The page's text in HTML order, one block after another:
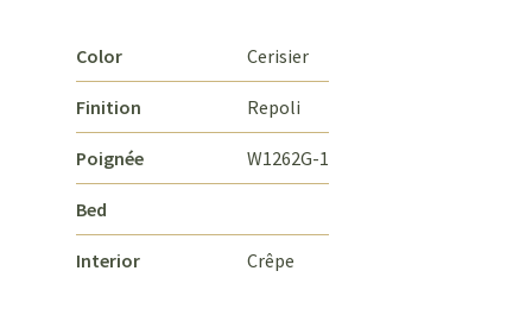
Color Cerisier
Finition Repoli
Poignée W1262G-1
Bed
Interior Crêpe